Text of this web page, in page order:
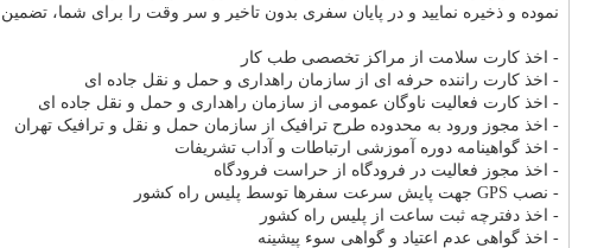
نموده و ذخیره نمایید و در پایان سفری بدون تاخیر و سر وقت را برای شما،
- اخذ کارت سلامت از مراکز تخصصی طب کار
- اخذ کارت راننده حرفه ای از سازمان راهداری و حمل و نقل جاده ای
- اخذ کارت فعالیت ناوگان عمومی از سازمان راهداری و حمل و نقل جاده ای
- اخذ مجوز ورود به محدوده طرح ترافیک از سازمان حمل و نقل و ترافیک تهران
- اخذ گواهینامه دوره آموزشی ارتباطات و آداب تشریفات
- اخذ مجوز فعالیت در فرودگاه از حراست فرودگاه
- نصب GPS جهت پایش سرعت سفرها توسط پلیس راه کشور
- اخذ دفترچه ثبت ساعت از پلیس راه کشور
- اخذ گواهی عدم اعتیاد و گواهی سوء پیشینه